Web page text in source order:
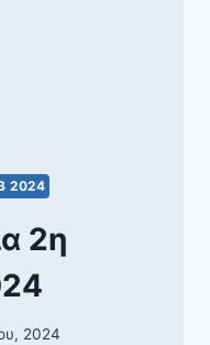
2024
2η
2024